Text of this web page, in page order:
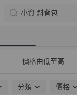
小資 斜背包
價格由低至高
分類 價格